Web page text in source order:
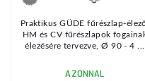
Praktikus GÜDE fűrészlap-
HM és CV fűrészlapok
élezésére tervezve, Ø 90 - 4 ...
AZONNAL